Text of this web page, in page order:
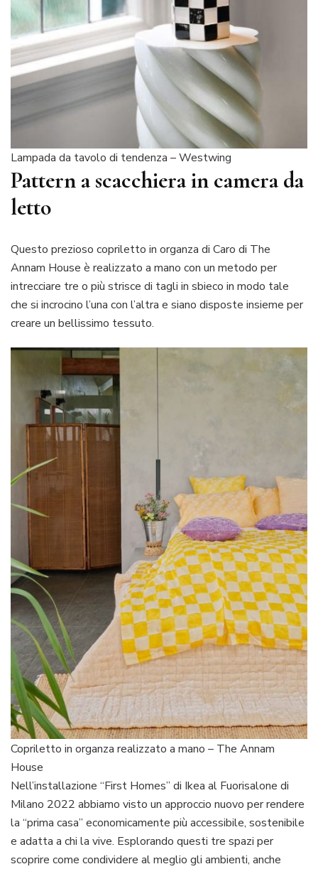
Lampada da tavolo di tendenza – Westwing
Pattern a scacchiera in camera da
letto
Questo prezioso copriletto in organza di Caro di The
Annam House è realizzato a mano con un metodo per
intrecciare tre o più strisce di tagli in sbieco in modo tale
che si incrocino l’una con l’altra e siano disposte insieme per
creare un bellissimo tessuto.
Copriletto in organza realizzato a mano – The Annam
House
Nell’installazione “First Homes” di Ikea al Fuorisalone di
Milano 2022 abbiamo visto un approccio nuovo per rendere
la “prima casa” economicamente più accessibile, sostenibile
e adatta a chi la vive. Esplorando questi tre spazi per
scoprire come condividere al meglio gli ambienti, anche